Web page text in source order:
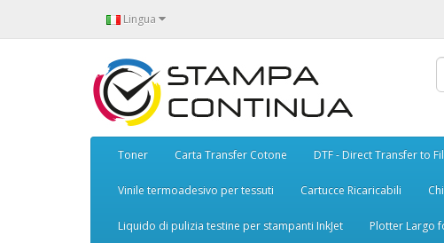
Lingua
Toner Carta Transfer Cotone DTF - Direct Transfer to
Vinile termoadesivo per tessuti Cartucce Ricaricabili
Liquido di pulizia testine per stampanti InkJet Plotter Largo